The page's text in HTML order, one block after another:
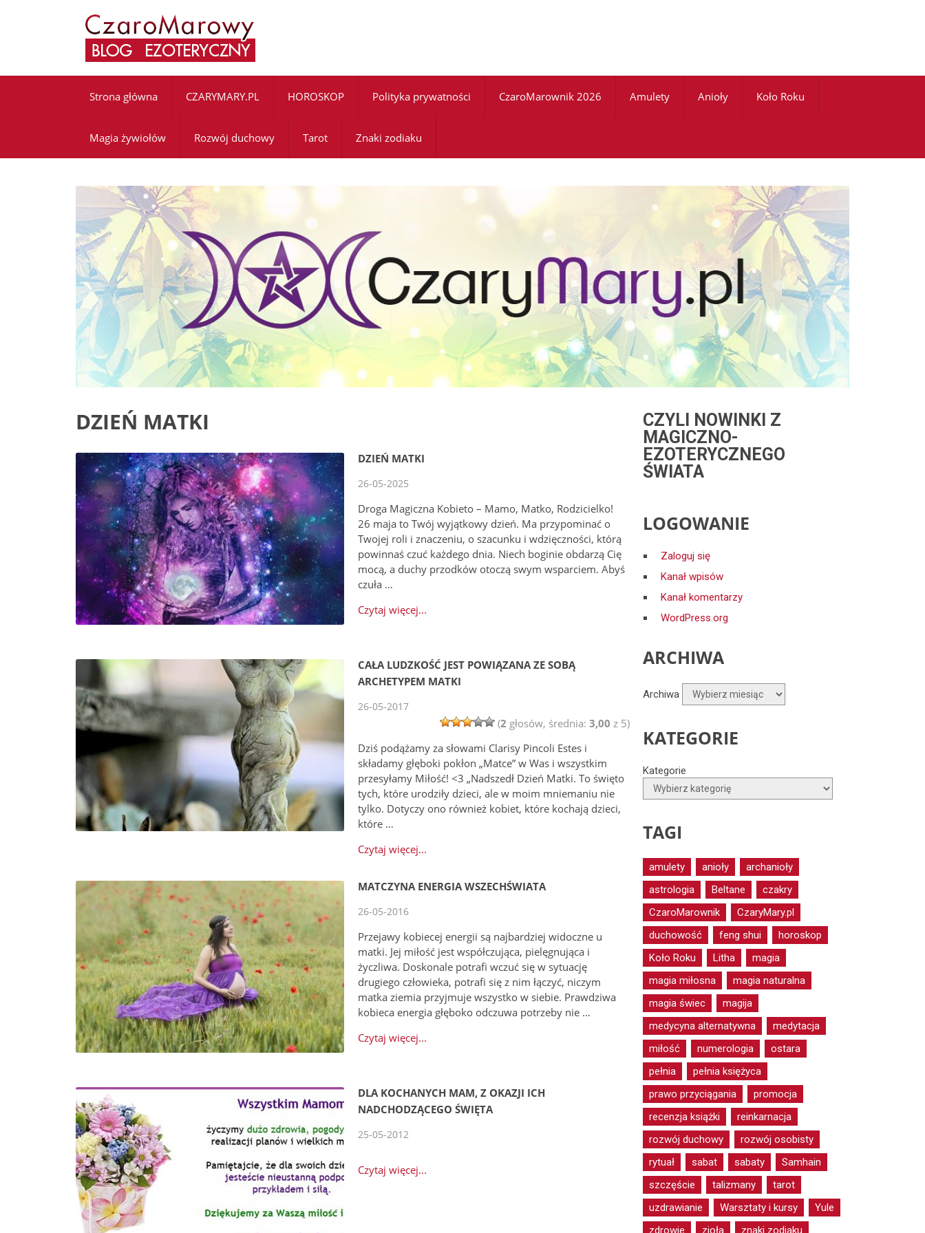
Strona główna CZARYMARY.PL HOROSKOP Polityka prywatności CzaroMarownik 2026 Amulety Anioły Koło Roku
Magia żywiołów Rozwój duchowy Tarot Znaki zodiaku
DZIEŃ MATKI
DZIEŃ MATKI
26-05-2025
Droga Magiczna Kobieto – Mamo, Matko, Rodzicielko!
26 maja to Twój wyjątkowy dzień. Ma przypominać o
Twojej roli i znaczeniu, o szacunku i wdzięczności, którą
powinnaś czuć każdego dnia. Niech boginie obdarzą Cię
mocą, a duchy przodków otoczą swym wsparciem. Abyś
czuła …
Czytaj więcej...
CAŁA LUDZKOŚĆ JEST POWIĄZANA ZE SOBĄ
ARCHETYPEM MATKI
26-05-2017
(2 głosów, średnia:3,00 z 5)
Dziś podążamy za słowami Clarisy Pincoli Estes i
składamy głęboki pokłon „Matce” w Was i wszystkim
przesyłamy Miłość! <3 „Nadszedł Dzień Matki. To święto
tych, które urodziły dzieci, ale w moim mniemaniu nie
tylko. Dotyczy ono również kobiet, które kochają dzieci,
które …
Czytaj więcej...
MATCZYNA ENERGIA WSZECHŚWIATA
26-05-2016
Przejawy kobiecej energii są najbardziej widoczne u
matki. Jej miłość jest współczująca, pielęgnująca i
życzliwa. Doskonale potrafi wczuć się w sytuację
drugiego człowieka, potrafi się z nim łączyć, niczym
matka ziemia przyjmuje wszystko w siebie. Prawdziwa
kobieca energia głęboko odczuwa potrzeby nie …
Czytaj więcej...
DLA KOCHANYCH MAM, Z OKAZJI ICH
NADCHODZĄCEGO ŚWIĘTA
25-05-2012
Czytaj więcej...
CZYLI NOWINKI Z
MAGICZNO-
EZOTERYCZNEGO
ŚWIATA
LOGOWANIE
Zaloguj się
Kanał wpisów
Kanał komentarzy
WordPress.org
ARCHIWA
Archiwa
KATEGORIE
Kategorie
TAGI
amulety anioły
archanioły
astrologia
Beltane
czakry
CzaroMarownik
CzaryMary.pl
duchowość
feng shui
horoskop
Koło Roku
Litha
magia
magia miłosna
magia naturalna
magia świec
magija
medycyna alternatywna
medytacja
miłość
numerologia
ostara
pełnia
pełnia księżyca
prawo przyciągania
promocja
recenzja książki
reinkarnacja
rozwój duchowy
rozwój osobisty
rytuał
sabat sabaty
Samhain
szczęście
talizmany
tarot
uzdrawianie
Warsztaty i kursy
Yule
zdrowie
zioła znaki zodiaku